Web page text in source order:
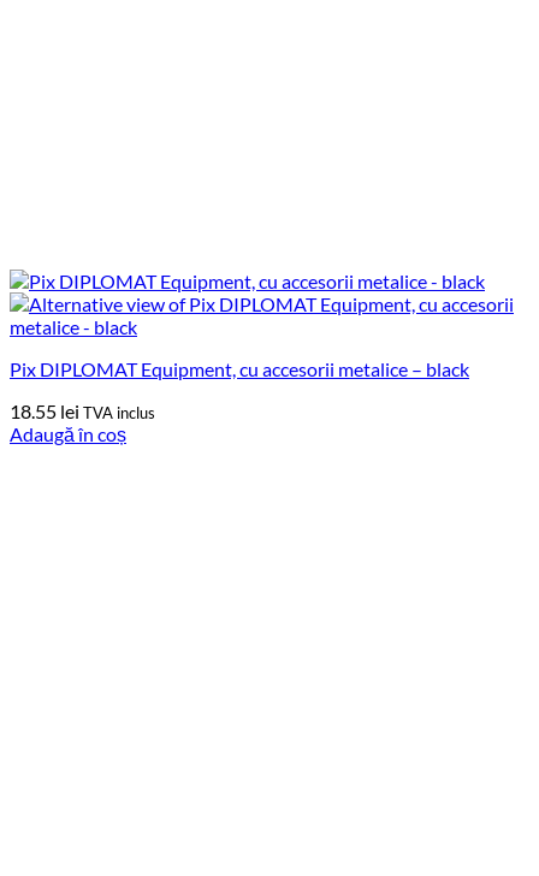
Pix DIPLOMAT Equipment, cu accesorii metalice – black
18.55 lei TVA inclus
Adaugă în coș